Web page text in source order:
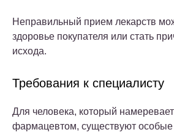
Неправильный прием лекарств
здоровье покупателя или стать
исхода.
Требования к специалисту
Для человека, который
фармацевтом, существуют особые